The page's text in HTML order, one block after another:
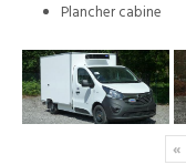
Plancher cabine
«